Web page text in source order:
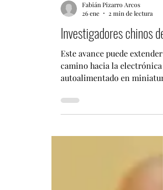
Fabián Pizarro Arcos
Investigadores chinos
camino hacia la